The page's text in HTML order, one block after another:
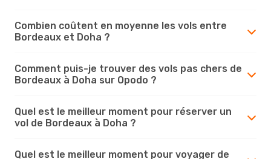
Combien coûtent en moyenne les vols entre
Bordeaux et Doha ?
Comment puis-je trouver des vols pas chers de
Bordeaux à Doha sur Opodo ?
Quel est le meilleur moment pour réserver un
vol de Bordeaux à Doha ?
Quel est le meilleur moment pour voyager de